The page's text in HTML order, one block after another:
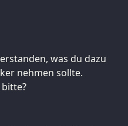
was du dazu
nehmen sollte.